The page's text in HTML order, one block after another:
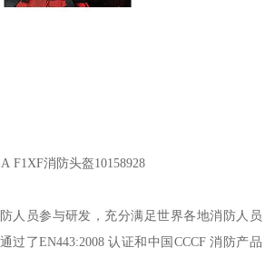
F1XF消防头盔10158928
人员参与研发，充分满足世界各地消防人员
过了EN443:2008 认证和中国CCCF 消防产品